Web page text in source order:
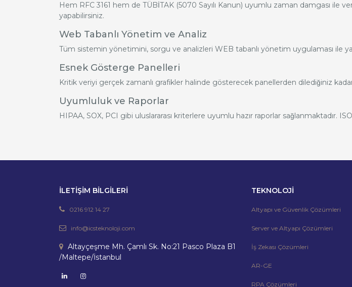
Hem RFC 3161 hem de TÜBİTAK (5070 Sayılı Kanun) uyumlu zaman damgası ile
yapabilirsiniz.
Web Tabanlı Yönetim ve Analiz
Tüm sistemin yönetimini, sorgu ve analizleri WEB tabanlı yönetim uygulaması ile
Esnek Gösterge Panelleri
Kritik veriyi gerçek zamanlı grafikler halinde gösterecek panellerden dilediğiniz
Uyumluluk ve Raporlar
HIPAA, SOX, PCI gibi uluslararası kriterlere uyumlu hazır raporlar sağlanmaktadır.
İLETİŞİM BİLGİLERİ
0216 912 14 27
info@icsteknoloji.com
Altayçeşme Mh. Çamlı Sk. No:21 Pasco Plaza B1
/Maltepe/İstanbul
TEKNOLOJİ
Altyapı ve Güvenlik Çözümleri
Server ve Altyapı Çözümleri
İş Zekası Çözümleri
AR-GE
RPA Çözümleri